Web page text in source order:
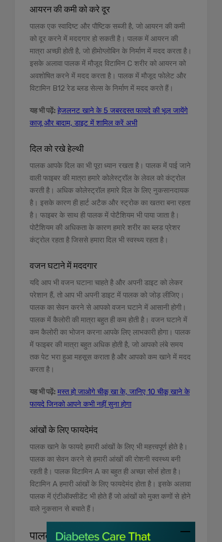
आयरन की कमी को करे दूर
पालक एक स्वादिष्ट और पौष्टिक सब्जी है, जो आयरन की कमी
को दूर करने में मददगार हो सकती है। पालक में आयरन की
मात्रा अच्छी होती है, जो हीमोग्लोबिन के निर्माण में मदद करता है।
इसके अलावा पालक में मौजूद विटामिन C शरीर को आयरन को
अवशोषित करने में मदद करता है। पालक में मौजूद फोलेट और
विटामिन B12 रेड ब्लड सेल्स के निर्माण में मदद करते हैं।
यह भी पढ़ें: हेजलनट खाने के 5 जबरदस्त फायदे की भूल जायेंगे
काजू और बादाम, डाइट में शामिल करें अभी
दिल को रखे हेल्थी
पालक आपके दिल का भी पूरा ध्यान रखता है। पालक में पाई जाने
वाली फाइबर की मात्रा हमारे कोलेस्ट्रॉल के लेवल को कंट्रोल
करती है। अधिक कोलेस्ट्रॉल हमारे दिल के लिए नुकसानदायक
है। इसके कारण ही हार्ट अटैक और स्ट्रोक का खतरा बना रहता
है। फाइबर के साथ ही पालक में पोटैशियम भी पाया जाता है।
पोटैशियम की अधिकता के कारण हमारे शरीर का ब्लड प्रेशर
कंट्रोल रहता है जिससे हमारा दिल भी स्वस्थ्य रहता है।
वजन घटाने में मददगार
यदि आप भी वजन घटाना चाहते है और अपनी डाइट को लेकर
परेशान हैं, तो आप भी अपनी डाइट में पालक को जोड़ लीजिए।
पालक का सेवन करने से आपको वजन घटाने में आसानी होगी।
पालक में कैलोरी की मात्रा बहुत ही कम होती है। वजन घटाने में
कम कैलोरी का भोजन करना आपके लिए लाभकारी होगा। पालक
में फाइबर की मात्रा बहुत अधिक होती है, जो आपको लंबे समय
तक पेट भरा हुआ महसूस कराता है और आपको कम खाने में मदद
करता है।
यह भी पढ़ें: मस्त हो जाओगे चीकू खा के, जानिए 10 चीकू खाने के
फायदे जिनको आपने कभी नहीं सुना होगा
आंखों के लिए फायदेमंद
पालक खाने के फायदे हमारी आंखों के लिए भी महत्त्वपूर्ण होते है।
पालक का सेवन करने से हमारी आंखों की रोशनी स्वस्थ्य बनी
रहती है। पालक विटामिन A का बहुत ही अच्छा सोर्स होता है।
विटामिन A हमारी आंखों के लिए फायदेमंद होता है। इसके अलावा
पालक में एंटीऑक्सीडेंट भी होते हैं जो आंखों को मुक्त कणों से होने
वाले नुकसान से बचाते हैं।
पालक खाने का सही तरीका